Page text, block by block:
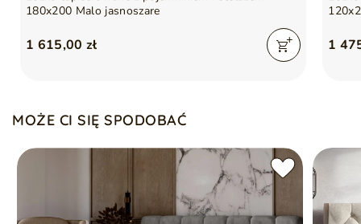
czarnym Wigofilem
Łóżko nie posiada nóg
Wzmocniona rama łóżka z automatami sprężynowymi
180x200 Malo jasnoszare
1 615,00 zł 1
MOŻE CI SIĘ SPODOBAĆ